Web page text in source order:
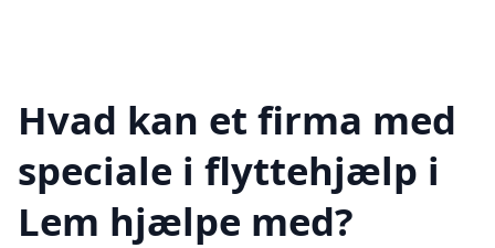
Hvad kan et firma med
speciale i flyttehjælp i
Lem hjælpe med?